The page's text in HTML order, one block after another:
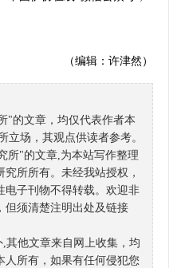
（编辑：许津然）
"的文章，均仅代表作者本
立场，其观点供读者参考。
所"的文章,为本站写作整理
所所有。未经我站授权，
电子刊物不得转载。欢迎非
但须清楚注明出处及链接
其他文章来自网上收集，均
人所有，如果有任何侵犯您